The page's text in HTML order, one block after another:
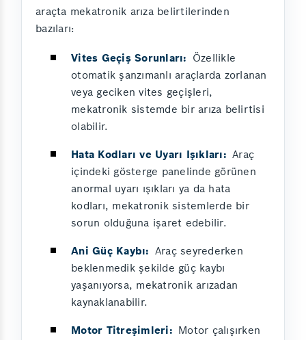
araçta mekatronik arıza belirtilerinden
bazıları:
Vites Geçiş Sorunları: Özellikle
otomatik şanzımanlı araçlarda zorlanan
veya geciken vites geçişleri,
mekatronik sistemde bir arıza belirtisi
olabilir.
Hata Kodları ve Uyarı Işıkları: Araç
içindeki gösterge panelinde görünen
anormal uyarı ışıkları ya da hata
kodları, mekatronik sistemlerde bir
sorun olduğuna işaret edebilir.
Ani Güç Kaybı: Araç seyrederken
beklenmedik şekilde güç kaybı
yaşanıyorsa, mekatronik arızadan
kaynaklanabilir.
Motor Titreşimleri: Motor çalışırken